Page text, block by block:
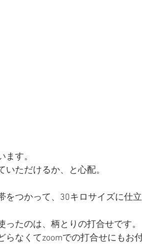
す。
ただけるか、と心配。
をつかって、30キロサイズに仕
たのは、柄とりの打合せです。
なくてzoomでの打合せにもお